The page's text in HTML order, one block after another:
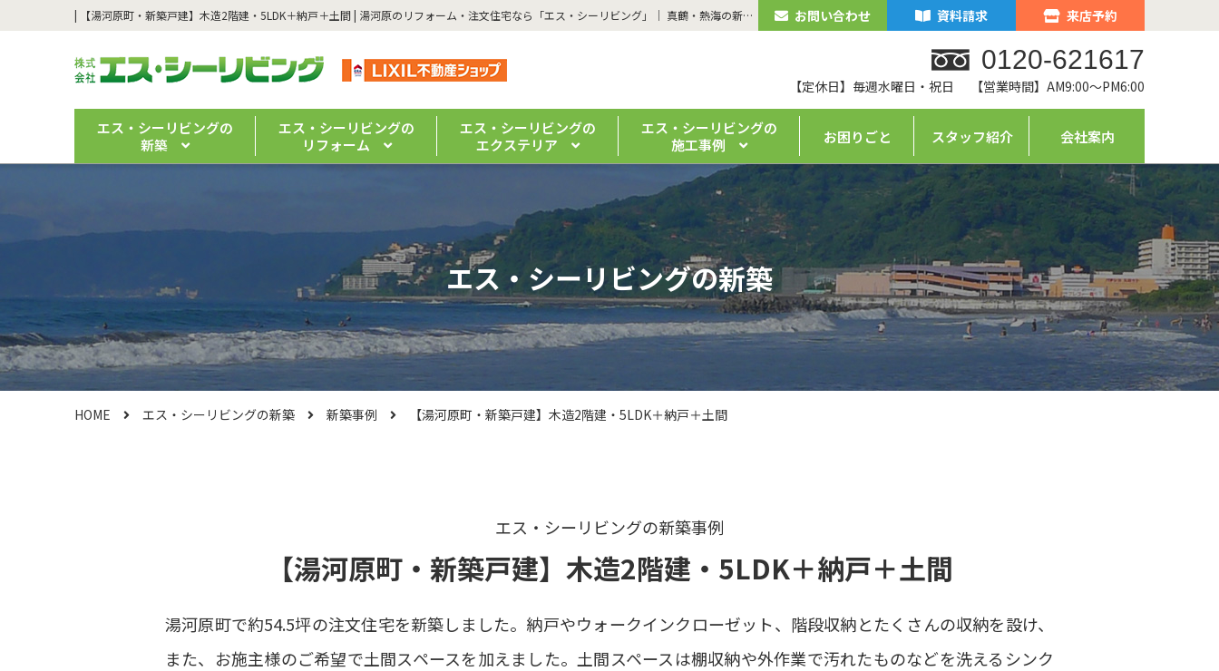
| 【湯河原町・新築戸建】木造2階建・5LDK＋納戸＋土間 | 湯河原のリフォーム・注文住宅なら「エス・シーリビング」｜ 真鶴・熱海の新築・リノベーションもお任せください お問い合わせ 資料請求 来店予約
0120-621617
【定休日】毎週水曜日・祝日 【営業時間】AM9:00～PM6:00
エス・シーリビングの
新築
エス・シーリビングの
リフォーム
エス・シーリビングの
エクステリア
エス・シーリビングの
施工事例
お困りごと スタッフ紹介 会社案内
エス・シーリビングの新築
HOME エス・シーリビングの新築 新築事例 【湯河原町・新築戸建】木造2階建・5LDK＋納戸＋土間
エス・シーリビングの新築事例
【湯河原町・新築戸建】木造2階建・5LDK＋納戸＋土間
湯河原町で約54.5坪の注文住宅を新築しました。納戸やウォークインクローゼット、階段収納とたくさんの収納を設け、
また、お施主様のご希望で土間スペースを加えました。土間スペースは棚収納や外作業で汚れたものなどを洗えるシンク